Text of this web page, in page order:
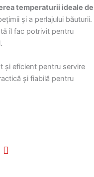
temperaturii ideale de
și a perlajului băuturii.
îl fac potrivit pentru
și eficient pentru servire
și fiabilă pentru